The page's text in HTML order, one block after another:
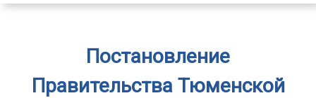
Постановление
Правительства Тюменской